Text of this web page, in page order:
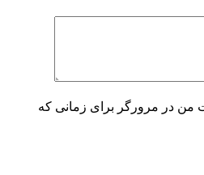
من در مرورگر برای زمانی که